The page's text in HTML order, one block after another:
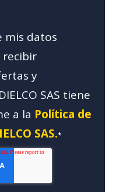
mis datos
recibir
y
SAS tiene
a la Política de
SAS.*